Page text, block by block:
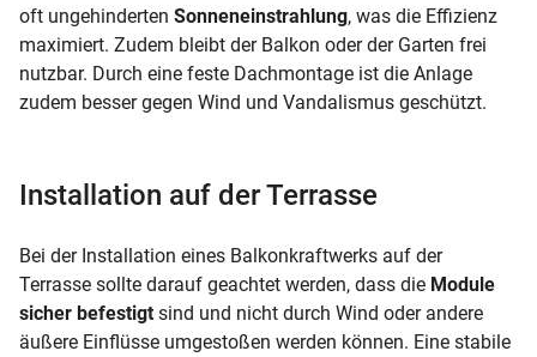
oft ungehinderten Sonneneinstrahlung, was die Effizienz
maximiert. Zudem bleibt der Balkon oder der Garten frei
nutzbar. Durch eine feste Dachmontage ist die Anlage
zudem besser gegen Wind und Vandalismus geschützt.
Installation auf der Terrasse
Bei der Installation eines Balkonkraftwerks auf der
Terrasse sollte darauf geachtet werden, dass die Module
sicher befestigt sind und nicht durch Wind oder andere
äußere Einflüsse umgestoßen werden können. Eine stabile